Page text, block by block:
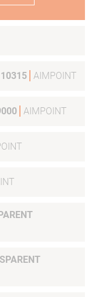
PILES DL1/3N TOUS MODELES 10315 AIMPOINT
AIMPOINT